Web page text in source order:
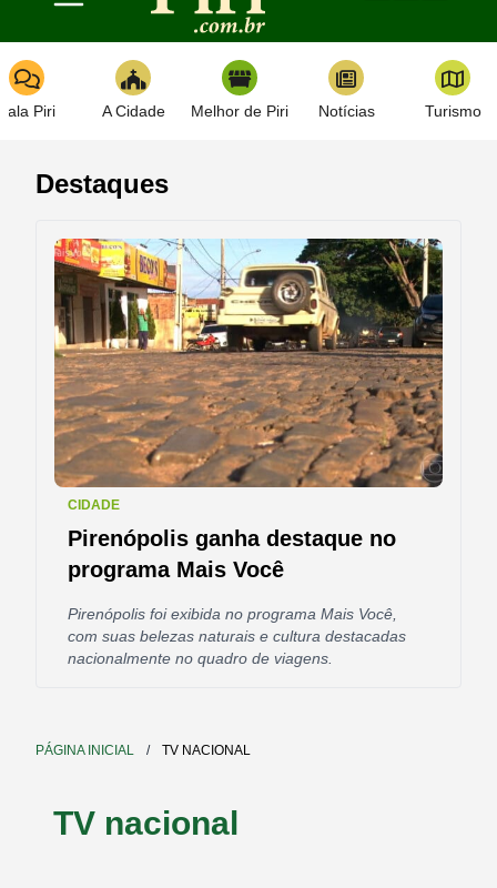
Toggle navigation
Piri A Cidade Melhor de Piri Notícias Turismo
Destaques
CIDADE
Pirenópolis ganha destaque no
programa Mais Você
Pirenópolis foi exibida no programa Mais Você,
com suas belezas naturais e cultura destacadas
nacionalmente no quadro de viagens.
PÁGINA INICIAL / TV NACIONAL
TV nacional